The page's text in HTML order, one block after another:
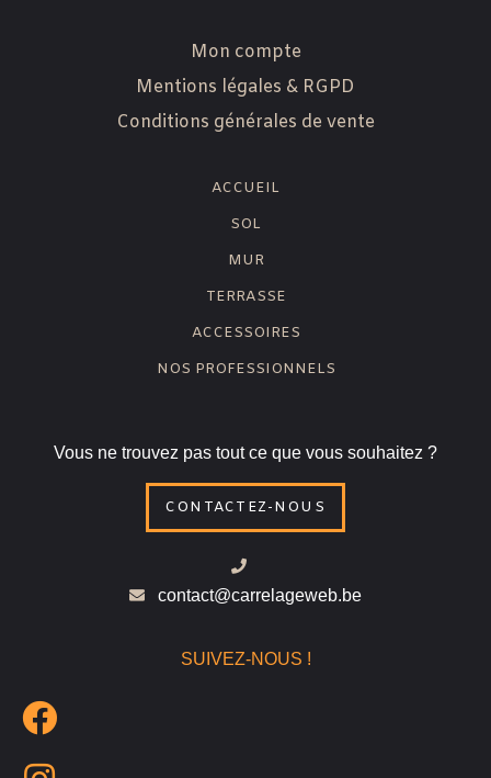
Mon compte
Mentions légales & RGPD
Conditions générales de vente
ACCUEIL
SOL
MUR
TERRASSE
ACCESSOIRES
NOS PROFESSIONNELS
Vous ne trouvez pas tout ce que vous souhaitez ?
CONTACTEZ-NOUS
contact@carrelageweb.be
SUIVEZ-NOUS !